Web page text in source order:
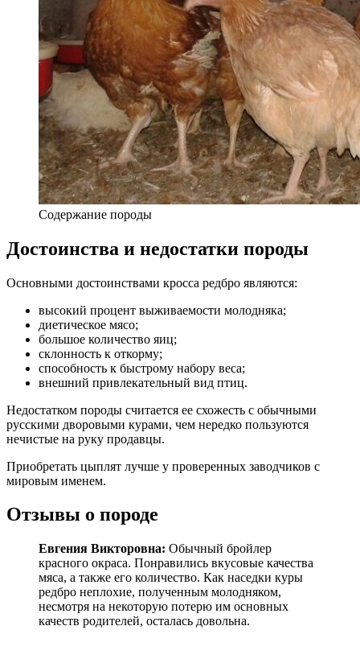
Содержание породы
Достоинства и недостатки породы
Основными достоинствами кросса редбро являются:
высокий процент выживаемости молодняка;
диетическое мясо;
большое количество яиц;
склонность к откорму;
способность к быстрому набору веса;
внешний привлекательный вид птиц.
Недостатком породы считается ее схожесть с обычными
русскими дворовыми курами, чем нередко пользуются
нечистые на руку продавцы.
Приобретать цыплят лучше у проверенных заводчиков с
мировым именем.
Отзывы о породе
Евгения Викторовна: Обычный бройлер
красного окраса. Понравились вкусовые качества
мяса, а также его количество. Как наседки куры
редбро неплохие, полученным молодняком,
несмотря на некоторую потерю им основных
качеств родителей, осталась довольна.